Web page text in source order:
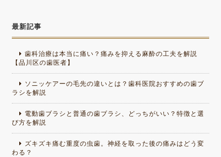
最新記事
歯科治療は本当に痛い？痛みを抑える麻酔の工夫を解説
【品川区の歯医者】
ソニッケアーの毛先の違いとは？歯科医院おすすめの歯ブ
ラシを解説
電動歯ブラシと普通の歯ブラシ、どっちがいい？特徴と選
び方を解説
ズキズキ痛む重度の虫歯。神経を取った後の痛みはどう変
わる？